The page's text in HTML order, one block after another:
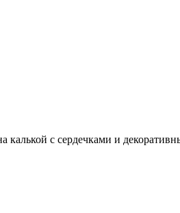
с сердечками и